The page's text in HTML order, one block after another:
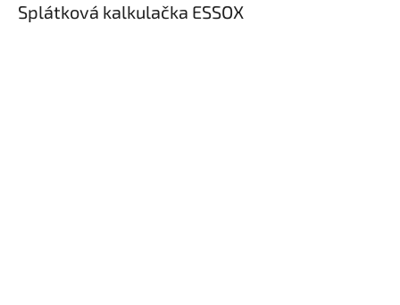
Splátková kalkulačka ESSOX